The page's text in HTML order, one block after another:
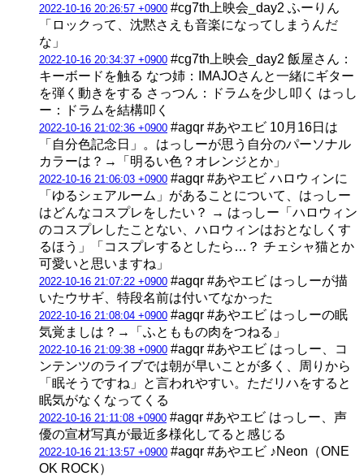
2022-10-16 20:26:57 +0900 #cg7th上映会_day2 ふーりん
「ロックって、沈黙さえも音楽になってしまうんだ
な」
2022-10-16 20:34:37 +0900 #cg7th上映会_day2 飯屋さん：
キーボードを触る なつ姉：IMAJOさんと一緒にギター
を弾く動きをする さっつん：ドラムを少し叩く はっし
ー：ドラムを結構叩く
2022-10-16 21:02:36 +0900 #agqr #あやエビ 10月16日は
「自分色記念日」。はっしーが思う自分のパーソナル
カラーは？→「明るい色？オレンジとか」
2022-10-16 21:06:03 +0900 #agqr #あやエビ ハロウィンに
「ゆるシェアルーム」があることについて、はっしー
はどんなコスプレをしたい？ → はっしー「ハロウィン
のコスプレしたことない、ハロウィンはおとなしくす
るほう」「コスプレするとしたら…？ チェシャ猫とか
可愛いと思いますね」
2022-10-16 21:07:22 +0900 #agqr #あやエビ はっしーが描
いたウサギ、特段名前は付いてなかった
2022-10-16 21:08:04 +0900 #agqr #あやエビ はっしーの眠
気覚ましは？→「ふとももの肉をつねる」
2022-10-16 21:09:38 +0900 #agqr #あやエビ はっしー、コ
ンテンツのライブでは朝が早いことが多く、周りから
「眠そうですね」と言われやすい。ただリハをすると
眠気がなくなってくる
2022-10-16 21:11:08 +0900 #agqr #あやエビ はっしー、声
優の宣材写真が最近多様化してると感じる
2022-10-16 21:13:57 +0900 #agqr #あやエビ ♪Neon（ONE
OK ROCK）